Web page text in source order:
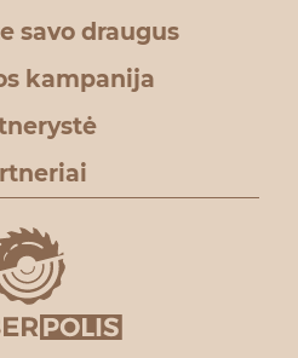
savo draugus
kampanija